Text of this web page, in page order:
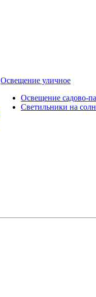
Освещение уличное
Освещение садово-
Светильники на